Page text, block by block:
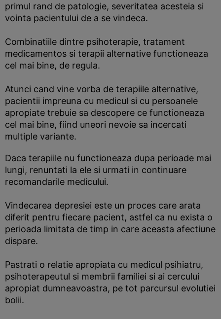
primul rand de patologie, severitatea acesteia si
vointa pacientului de a se vindeca.
Combinatiile dintre psihoterapie, tratament
medicamentos si terapii alternative functioneaza
cel mai bine, de regula.
Atunci cand vine vorba de terapiile alternative,
pacientii impreuna cu medicul si cu persoanele
apropiate trebuie sa descopere ce functioneaza
cel mai bine, fiind uneori nevoie sa incercati
multiple variante.
Daca terapiile nu functioneaza dupa perioade mai
lungi, renuntati la ele si urmati in continuare
recomandarile medicului.
Vindecarea depresiei este un proces care arata
diferit pentru fiecare pacient, astfel ca nu exista o
perioada limitata de timp in care aceasta afectiune
dispare.
Pastrati o relatie apropiata cu medicul psihiatru,
psihoterapeutul si membrii familiei si ai cercului
apropiat dumneavoastra, pe tot parcursul evolutiei
bolii.